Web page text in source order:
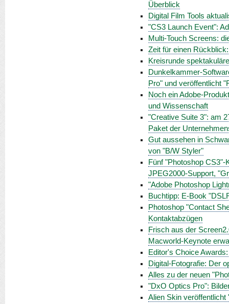
Überblick
Digital Film Tools
"CS3 Launch Event":
Multi-Touch Screens:
Zeit für einen
Kreisrunde
Dunkelkammer-
Pro" und veröffentlicht
Noch ein Adobe-
und Wissenschaft
"Creative Suite 3": am
Paket der
Gut aussehen in
von "B/W Styler"
Fünf "Photoshop
JPEG2000-Support,
"Adobe Photoshop
Buchtipp: E-Book
Photoshop "Contact
Kontaktabzügen
Frisch aus der
Macworld-Keynote
Editor's Choice
Digital-Fotografie: Der
Alles zu der neuen
"DxO Optics Pro":
Alien Skin veröffentlicht